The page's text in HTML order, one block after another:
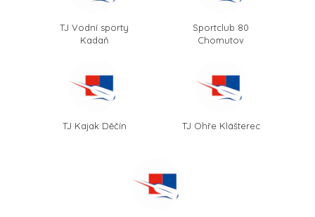
TJ Vodní sporty
Kadaň
Sportclub 80
Chomutov
TJ Kajak Děčín TJ Ohře Klášterec